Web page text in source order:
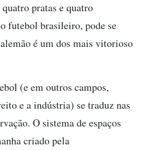
pratas e quatro
futebol brasileiro, pode se
é um dos mais vitorioso
(e em outros campos,
e a indústria) se traduz nas
O sistema de espaços
criado pela